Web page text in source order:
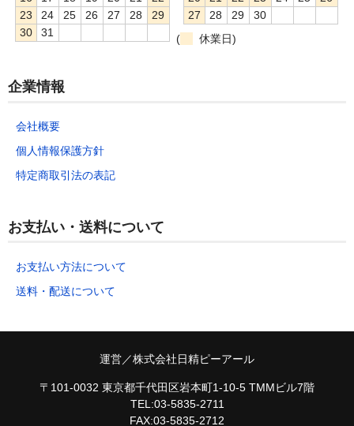
23
24 25 26 27 28
29
30
31
27
28 29
30
(
休業日)
企業情報
会社概要
個人情報保護方針
特定商取引法の表記
お支払い・送料について
お支払い方法について
送料・配送について
運営／株式会社日精ピーアール
〒101-0032 東京都千代田区岩本町1-10-5 TMMビル7階
TEL:03-5835-2711
FAX:03-5835-2712